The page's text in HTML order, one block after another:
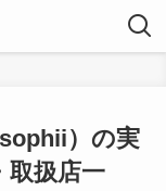
）の実
取扱店一